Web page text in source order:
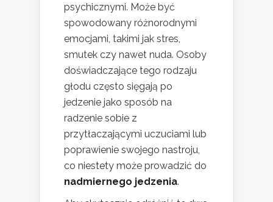
psychicznymi. Może być
spowodowany różnorodnymi
emocjami, takimi jak stres,
smutek czy nawet nuda. Osoby
doświadczające tego rodzaju
głodu często sięgają po
jedzenie jako sposób na
radzenie sobie z
przytłaczającymi uczuciami lub
poprawienie swojego nastroju,
co niestety może prowadzić do
nadmiernego jedzenia.